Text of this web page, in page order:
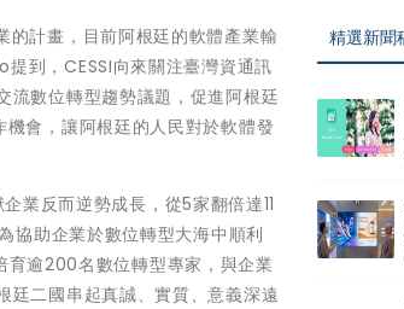
計畫，目前阿根廷的軟體產業輸
到，CESSI向來關注臺灣資通訊
流數位轉型趨勢議題，促進阿根廷
會，讓阿根廷的人民對於軟體發
業反而逆勢成長，從5家翻倍達11
協助企業於數位轉型大海中順利
逾200名數位轉型專家，與企業
廷二國串起真誠、實質、意義深遠
精選新聞